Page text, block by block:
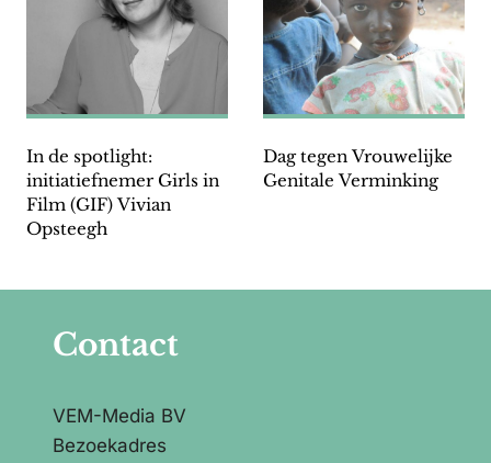
In de spotlight:
initiatiefnemer Girls in
Film (GIF) Vivian
Opsteegh
Dag tegen Vrouwelijke
Genitale Verminking
Contact
VEM-Media BV
Bezoekadres